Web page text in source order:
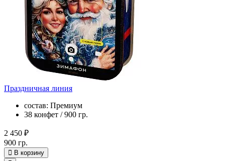
Праздничная линия
состав: Премиум
38 конфет / 900 гр.
2 450 ₽
900 гр.
В корзину